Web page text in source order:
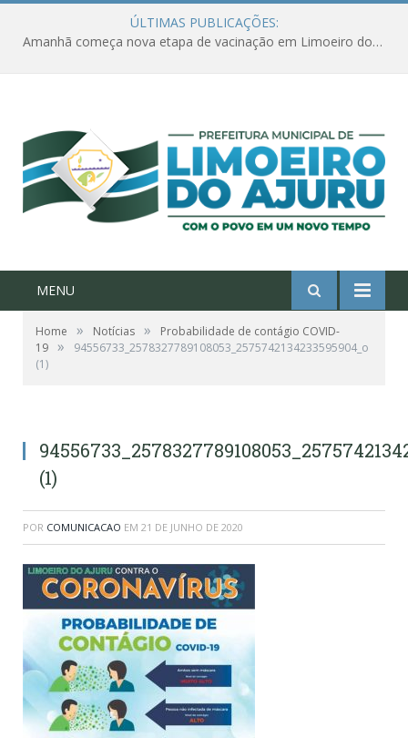
ÚLTIMAS PUBLICAÇÕES:
Amanhã começa nova etapa de vacinação em Limoeiro do Ajuru para idosos com 65 ou mais
MENU
Home » Notícias »
Probabilidade de contágio COVID-
19 »
94556733_2578327789108053_2575742134233595904_o
(1)
(1)
POR COMUNICACAO EM 21 DE JUNHO DE 2020